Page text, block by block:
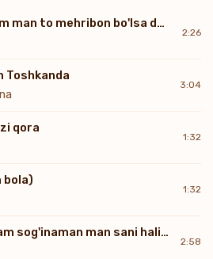
Mehrlar qo'ydim man to mehribon bo'lsa devon
2:26
Toshkanda
3:04
qora
1:32
bola)
1:32
Maryam Maryam sog'inaman man sani haliyam
2:58